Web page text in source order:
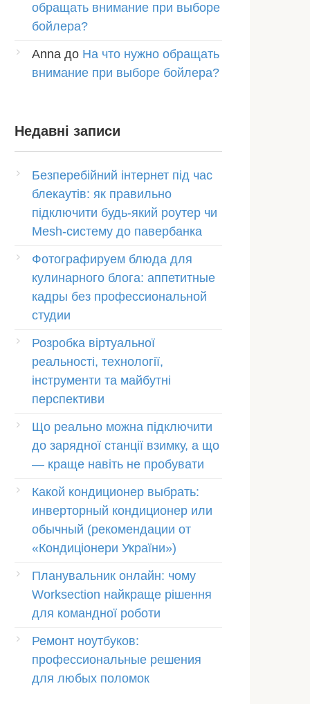
обращать внимание при выборе
бойлера?
Anna до На что нужно обращать
внимание при выборе бойлера?
Недавні записи
Безперебійний інтернет під час
блекаутів: як правильно
підключити будь-який роутер чи
Mesh-систему до павербанка
Фотографируем блюда для
кулинарного блога: аппетитные
кадры без профессиональной
студии
Розробка віртуальної
реальності, технології,
інструменти та майбутні
перспективи
Що реально можна підключити
до зарядної станції взимку, а що
— краще навіть не пробувати
Какой кондиционер выбрать:
инверторный кондиционер или
обычный (рекомендации от
«Кондиціонери України»)
Планувальник онлайн: чому
Worksection найкраще рішення
для командної роботи
Ремонт ноутбуков:
профессиональные решения
для любых поломок